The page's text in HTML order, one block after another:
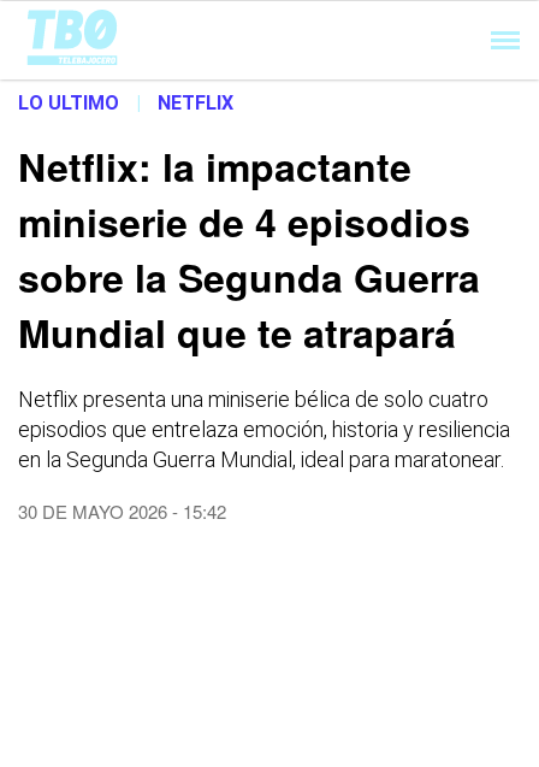
Cargando...
LO ULTIMO | NETFLIX
Netflix: la impactante
miniserie de 4 episodios
sobre la Segunda Guerra
Mundial que te atrapará
Netflix presenta una miniserie bélica de solo cuatro
episodios que entrelaza emoción, historia y resiliencia
en la Segunda Guerra Mundial, ideal para maratonear.
30 DE MAYO 2026 - 15:42